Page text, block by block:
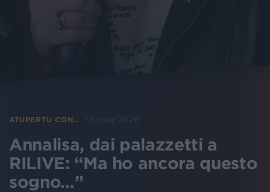
ATUPERTU CON... 15 mag 2026
Annalisa, dai palazzetti a
RILIVE: “Ma ho ancora questo
sogno…”